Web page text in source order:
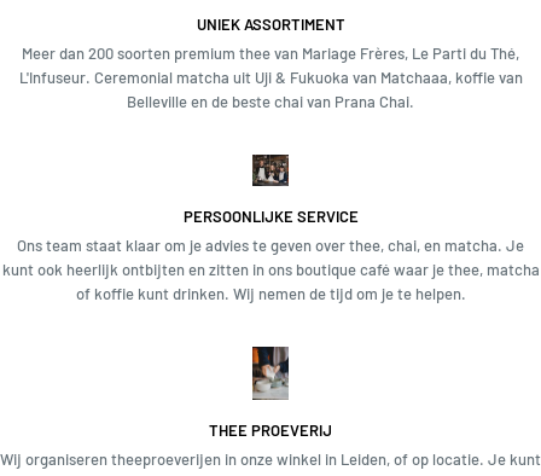
UNIEK ASSORTIMENT
Meer dan 200 soorten premium thee van Mariage Frères, Le Parti du Thé,
L'Infuseur. Ceremonial matcha uit Uji & Fukuoka van Matchaaa, koffie van
Belleville en de beste chai van Prana Chai.
PERSOONLIJKE SERVICE
Ons team staat klaar om je advies te geven over thee, chai, en matcha. Je
kunt ook heerlijk ontbijten en zitten in ons boutique café waar je thee, matcha
of koffie kunt drinken. Wij nemen de tijd om je te helpen.
THEE PROEVERIJ
Wij organiseren theeproeverijen in onze winkel in Leiden, of op locatie. Je kunt